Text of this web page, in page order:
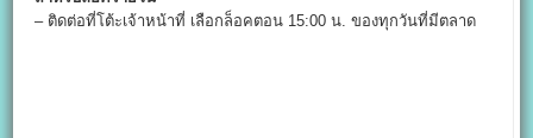
– ติดต่อที่โต้ะเจ้าหน้าที่ เลือกล็อคตอน 15:00 น. ของทุกวันที่มีตลาด